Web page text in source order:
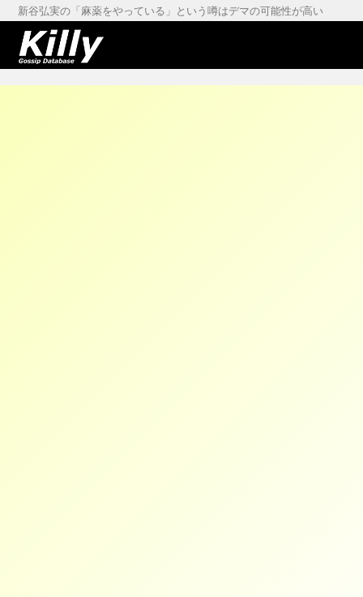
新谷弘実の「麻薬をやっている」という噂はデマの可能性が高い